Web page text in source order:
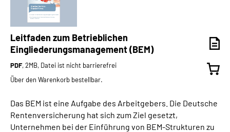
Leitfaden zum Betrieblichen
Eingliederungsmanagement (BEM)
PDF, 2MB, Datei ist nicht barrierefrei
Über den Warenkorb bestellbar.
Das BEM ist eine Aufgabe des Arbeitgebers. Die Deutsche
Rentenversicherung hat sich zum Ziel gesetzt,
Unternehmen bei der Einführung von BEM-Strukturen zu